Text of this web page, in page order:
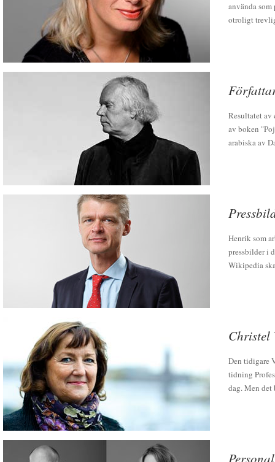
använda
otroligt
Resultatet av
av boken
arabiska av
Henrik som
pressbilder i
Wikipedia
Christel
Den tidigare
tidning
dag. Men